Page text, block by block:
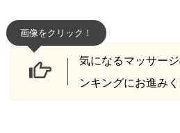
画像をクリック！
気になるマッサー
ンキングにお進み